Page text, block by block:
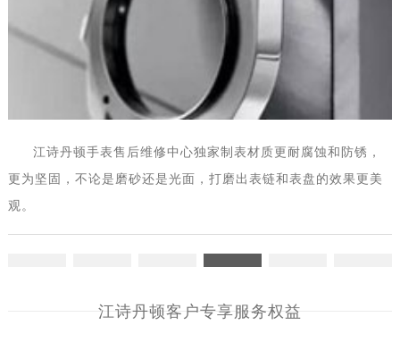
江诗丹顿售后服务中心拥有国际领域内诸多高精尖的精密钟
表保养和维修仪器，为每位江诗丹顿客户提供专业的维修服务。